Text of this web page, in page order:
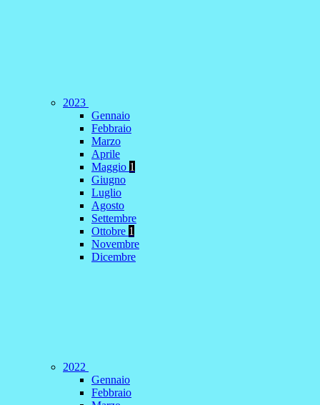
2023
Gennaio
Febbraio
Marzo
Aprile
Maggio 1
Giugno
Luglio
Agosto
Settembre
Ottobre 1
Novembre
Dicembre
2022
Gennaio
Febbraio